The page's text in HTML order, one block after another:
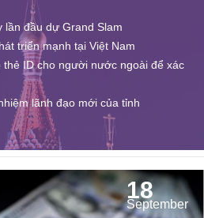
lần đầu dự Grand Slam
triển mạnh tại Việt Nam
thẻ ID cho người nước ngoài để xác
lãnh đạo mới của tỉnh
18
September